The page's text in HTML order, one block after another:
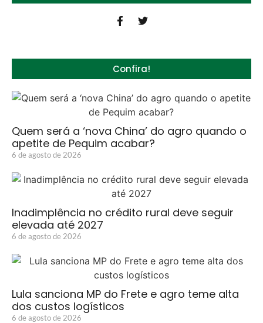
Confira!
Quem será a ‘nova China’ do agro quando o
apetite de Pequim acabar?
6 de agosto de 2026
Inadimplência no crédito rural deve seguir
elevada até 2027
6 de agosto de 2026
Lula sanciona MP do Frete e agro teme alta
dos custos logísticos
6 de agosto de 2026